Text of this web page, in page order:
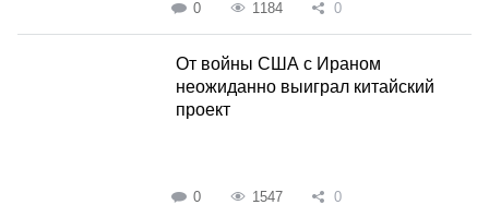
0 1184 0
От войны США с Ираном
неожиданно выиграл китайский
проект
0 1547 0